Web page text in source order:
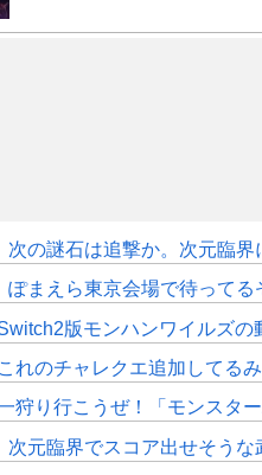
次の謎石は追撃か。次元臨
ぽまえら東京会場で待ってる
版モンハンワイルズの
れのチャレクエ追加してる
狩り行こうぜ！「モンスタ
次元臨界でスコア出せそうな